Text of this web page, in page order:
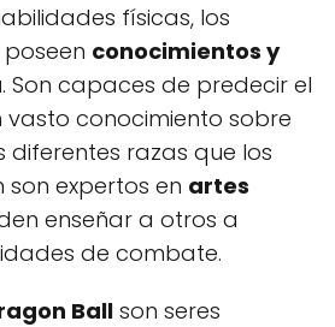
físicas, los
conocimientos y
. Son capaces de predecir el
vasto conocimiento sobre
diferentes razas que los
expertos en artes
enseñar a otros a
de combate.
Ball son seres